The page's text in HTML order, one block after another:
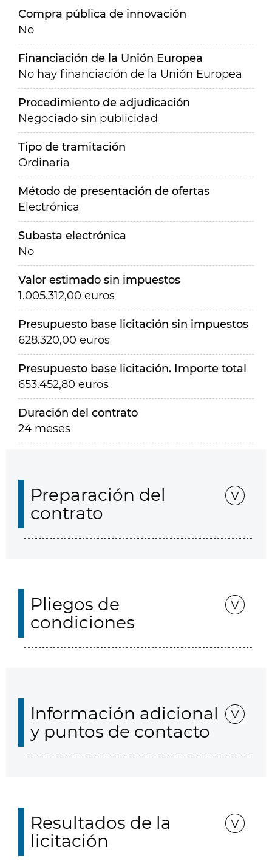
Compra pública de innovación
No
Financiación de la Unión Europea
No hay financiación de la Unión Europea
Procedimiento de adjudicación
Negociado sin publicidad
Tipo de tramitación
Ordinaria
Método de presentación de ofertas
Electrónica
Subasta electrónica
No
Valor estimado sin impuestos
1.005.312,00 euros
Presupuesto base licitación sin impuestos
628.320,00 euros
Presupuesto base licitación. Importe total
653.452,80 euros
Duración del contrato
24 meses
Preparación del
contrato
Pliegos de
condiciones
Información adicional
y puntos de contacto
Resultados de la
licitación